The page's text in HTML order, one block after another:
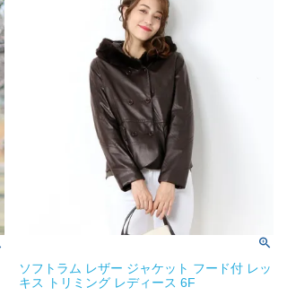
ソフトラム レザー ジャケット フード付 レッ
キス トリミング レディース 6F